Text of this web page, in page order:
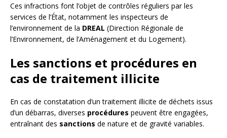
Ces infractions font l’objet de contrôles réguliers par les
services de l’État, notamment les inspecteurs de
l’environnement de la DREAL (Direction Régionale de
l’Environnement, de l’Aménagement et du Logement).
Les sanctions et procédures en
cas de traitement illicite
En cas de constatation d’un traitement illicite de déchets issus
d’un débarras, diverses procédures peuvent être engagées,
entraînant des sanctions de nature et de gravité variables.